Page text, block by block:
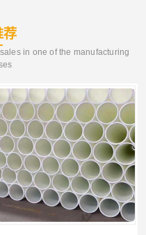
荐
in one of the manufacturing